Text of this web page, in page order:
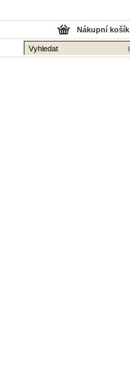
Nákupní košík